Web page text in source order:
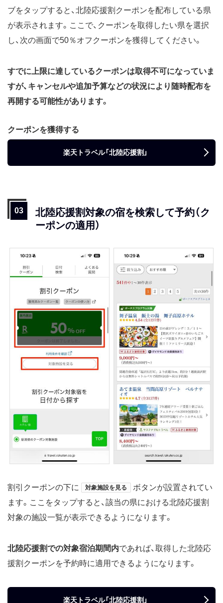
ブをタップすると、北陸応援割クーポンを配布している県
が表示されます。ここで、クーポンを取得したい県を選択
し、次の画面で50％オフクーポンを獲得してください。
すでに上限に達しているクーポンは取得不可になっていま
すが、キャンセルや追加予算などの状況により随時配布を
再開する可能性があります。
クーポンを獲得する
楽天トラベル「北陸応援割」
北陸応援割対象の宿を検索して予約（ク
ーポンの適用）
割引クーポンの下に 対象施設を見る
ボタンが設置されてい
ます。ここをタップすると、該当の県における北陸応援割
対象の施設一覧が表示できるようになります。
北陸応援割での対象宿泊期間内であれば、取得した北陸応
援割クーポンを予約時に適用できるようになります。
楽天トラベル「北陸応援割」